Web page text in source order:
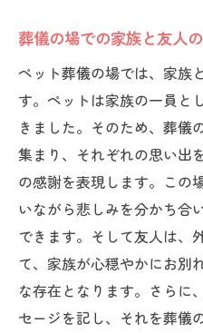
葬儀の場での家族と友人
ペット葬儀の場では、家族
す。ペットは家族の一員と
きました。そのため、葬儀
集まり、それぞれの思い出
の感謝を表現します。この
いながら悲しみを分かち合
できます。そして友人は、
て、家族が心穏やかにお別
な存在となります。さらに
セージを記し、それを葬儀